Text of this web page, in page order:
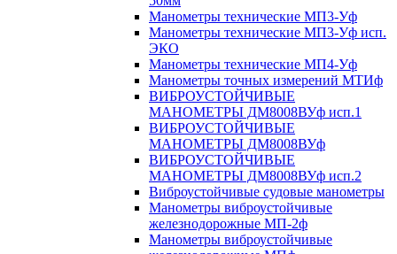
Манометры технические МП3-Уф
Манометры технические МП3-Уф исп.
ЭКО
Манометры технические МП4-Уф
Манометры точных измерений МТИф
ВИБРОУСТОЙЧИВЫЕ
МАНОМЕТРЫ ДМ8008ВУф исп.1
ВИБРОУСТОЙЧИВЫЕ
МАНОМЕТРЫ ДМ8008ВУф
ВИБРОУСТОЙЧИВЫЕ
МАНОМЕТРЫ ДМ8008ВУф исп.2
Виброустойчивые судовые манометры
Манометры виброустойчивые
железнодорожные МП-2ф
Манометры виброустойчивые